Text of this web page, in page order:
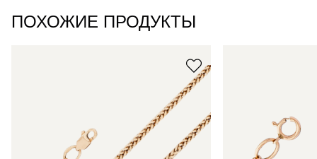
ПОХОЖИЕ ПРОДУКТЫ